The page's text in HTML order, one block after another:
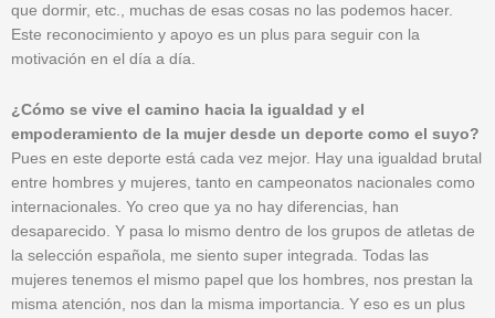
que dormir, etc., muchas de esas cosas no las podemos hacer.
Este reconocimiento y apoyo es un plus para seguir con la
motivación en el día a día.
¿Cómo se vive el camino hacia la igualdad y el
empoderamiento de la mujer desde un deporte como el suyo?
Pues en este deporte está cada vez mejor. Hay una igualdad brutal
entre hombres y mujeres, tanto en campeonatos nacionales como
internacionales. Yo creo que ya no hay diferencias, han
desaparecido. Y pasa lo mismo dentro de los grupos de atletas de
la selección española, me siento super integrada. Todas las
mujeres tenemos el mismo papel que los hombres, nos prestan la
misma atención, nos dan la misma importancia. Y eso es un plus